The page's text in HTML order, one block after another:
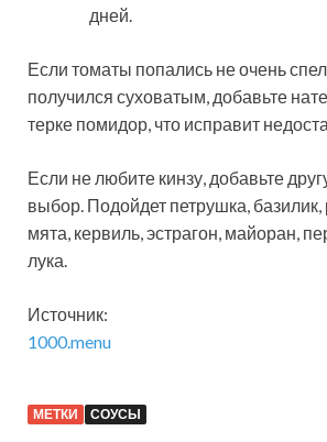
дней.
Если томаты попались не очень
получился суховатым, добавьте
терке помидор, что исправит
Если не любите кинзу, добавьте
выбор. Подойдет петрушка, базилик,
мята, кервиль, эстрагон, майоран,
лука.
Источник:
1000.menu
МЕТКИ СОУСЫ